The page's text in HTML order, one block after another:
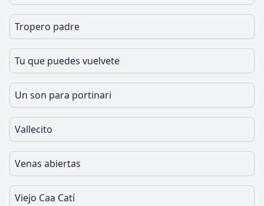
Tropero padre
Tu que puedes vuelvete
Un son para portinari
Vallecito
Venas abiertas
Viejo Caa Catí